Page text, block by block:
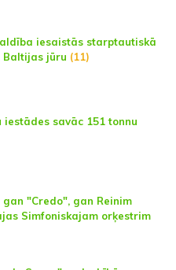
iesaistās starptautiskā
Baltijas jūru (11)
iestādes savāc 151 tonnu
"Credo", gan Reinim
Simfoniskajam orķestrim